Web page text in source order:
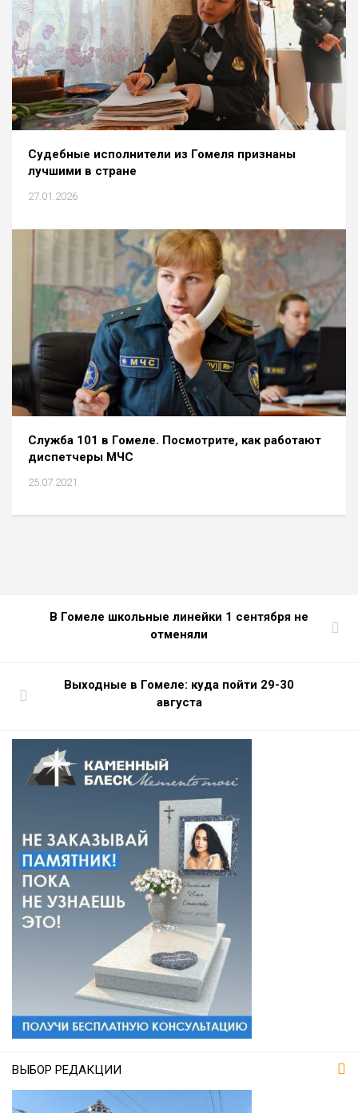
Судебные исполнители из Гомеля признаны
лучшими в стране
27.01.2026
Служба 101 в Гомеле. Посмотрите, как работают
диспетчеры МЧС
25.07.2021
В Гомеле школьные линейки 1 сентября не
отменяли
Выходные в Гомеле: куда пойти 29-30
августа
ВЫБОР РЕДАКЦИИ